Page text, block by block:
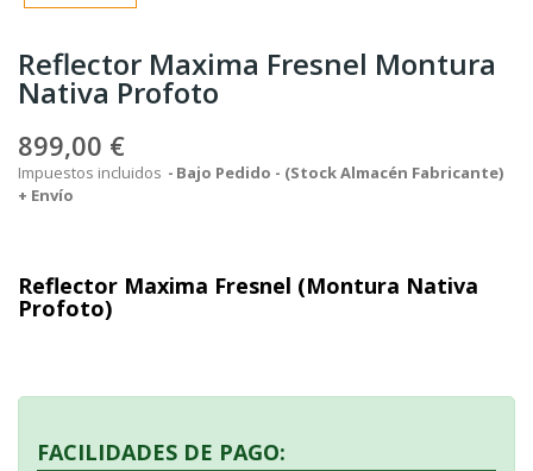
Reflector Maxima Fresnel Montura
Nativa Profoto
899,00 €
Impuestos incluidos
Bajo Pedido - (Stock Almacén Fabricante)
+ Envío
Reflector Maxima Fresnel (Montura Nativa
Profoto)
FACILIDADES DE PAGO: